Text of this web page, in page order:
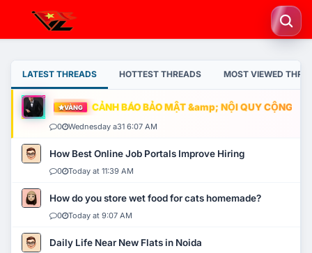
LATEST THREADS HOTTEST THREADS MOST VIEWED
VÀNG CẢNH BÁO BẢO MẬT &amp; NỘI QUY CỘNG
0 Wednesday a31 6:07 AM
How Best Online Job Portals Improve Hiring
0 Today at 11:39 AM
How do you store wet food for cats homemade?
0 Today at 9:07 AM
Daily Life Near New Flats in Noida